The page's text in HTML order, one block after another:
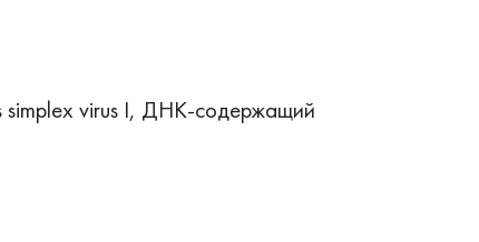
simplex virus I, ДНК-содержащий